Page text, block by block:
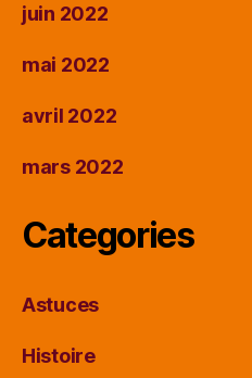
juin 2022
mai 2022
avril 2022
mars 2022
Categories
Astuces
Histoire